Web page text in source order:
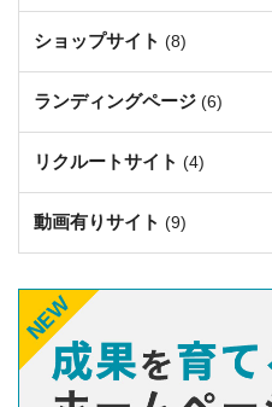
ショップサイト (8)
ランディングページ (6)
リクルートサイト (4)
動画有りサイト (9)